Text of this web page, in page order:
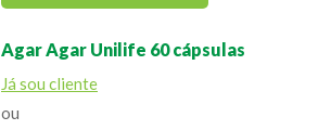
Agar Agar Unilife 60 cápsulas
Já sou cliente
ou